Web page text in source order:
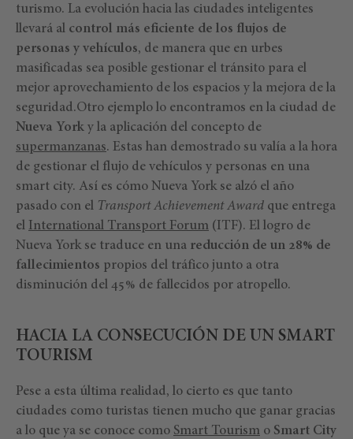
turismo. La evolución hacia las ciudades inteligentes
llevará al control más eficiente de los flujos de
personas y vehículos, de manera que en urbes
masificadas sea posible gestionar el tránsito para el
mejor aprovechamiento de los espacios y la mejora de la
seguridad.Otro ejemplo lo encontramos en la ciudad de
Nueva York y la aplicación del concepto de
supermanzanas. Estas han demostrado su valía a la hora
de gestionar el flujo de vehículos y personas en una
smart city. Así es cómo Nueva York se alzó el año
pasado con el Transport Achievement Award que entrega
el International Transport Forum (ITF). El logro de
Nueva York se traduce en una reducción de un 28% de
fallecimientos propios del tráfico junto a otra
disminución del 45% de fallecidos por atropello.
HACIA LA CONSECUCIÓN DE UN SMART
TOURISM
Pese a esta última realidad, lo cierto es que tanto
ciudades como turistas tienen mucho que ganar gracias
a lo que ya se conoce como Smart Tourism o Smart City